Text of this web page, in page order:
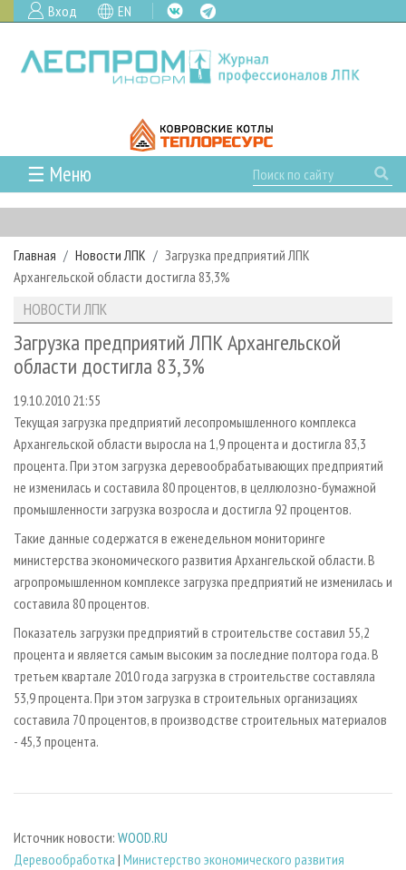
Вход EN
☰ Меню
ГЛАВНАЯ
РУБРИКИ И ТЕМЫ
РУБРИКИ ЖУРНАЛА
ЛЕСОЗАГОТОВКА
ЛЕСОПИЛЕНИЕ
СУШКА ДРЕВЕСИНЫ
ПРОИЗВОДСТВО ДРЕВЕСНЫХ ПЛИТ
ДЕРЕВЯННОЕ ДОМОСТРОЕНИЕ
ПРОИЗВОДСТВО МЕБЕЛИ
БИОЭНЕРГЕТИКА
ЦБП
ИНСТРУМЕНТ И МАТЕРИАЛЫ
НОВОСТИ
НОВОСТИ ЛПК
НОВОСТИ ЖУРНАЛА
ПРОЕКТЫ ЛПИ
АНАЛИТИКА
ПРЕДПРИЯТИЯ ЛПК
ПЕРСОНЫ
МОБИЛЬНЫЕ ВЫСТАВКИ
ОФИЦИАЛЬНЫЕ ДЕЛЕГАЦИИ
ПРИОРИТЕТНЫЕ ИНВЕСТПРОЕКТЫ
RUSSIAN FORESTRY REVIEW
ГАЗЕТА ЛЕСПРОМФОРУМ
БИБЛИОТЕКА СПЕЦИАЛИСТА
АРХИВ ЖУРНАЛОВ
О ЖУРНАЛЕ
ПОДПИСКА
КОНТАКТЫ
РЕКЛАМОДАТЕЛЯМ
РЕКЛАМА
РЕКЛАМА НА САЙТЕ
Главная Новости ЛПК
Загрузка предприятий ЛПК
Архангельской области достигла 83,3%
НОВОСТИ ЛПК
Загрузка предприятий ЛПК Архангельской
области достигла 83,3%
19.10.2010 21:55
Текущая загрузка предприятий лесопромышленного комплекса
Архангельской области выросла на 1,9 процента и достигла 83,3
процента. При этом загрузка деревообрабатывающих предприятий
не изменилась и составила 80 процентов, в целлюлозно-бумажной
промышленности загрузка возросла и достигла 92 процентов.
Такие данные содержатся в еженедельном мониторинге
министерства экономического развития Архангельской области. В
агропромышленном комплексе загрузка предприятий не изменилась и
составила 80 процентов.
Показатель загрузки предприятий в строительстве составил 55,2
процента и является самым высоким за последние полтора года. В
третьем квартале 2010 года загрузка в строительстве составляла
53,9 процента. При этом загрузка в строительных организациях
составила 70 процентов, в производстве строительных материалов
- 45,3 процента.
Источник новости: WOOD.RU
Деревообработка | Министерство экономического развития